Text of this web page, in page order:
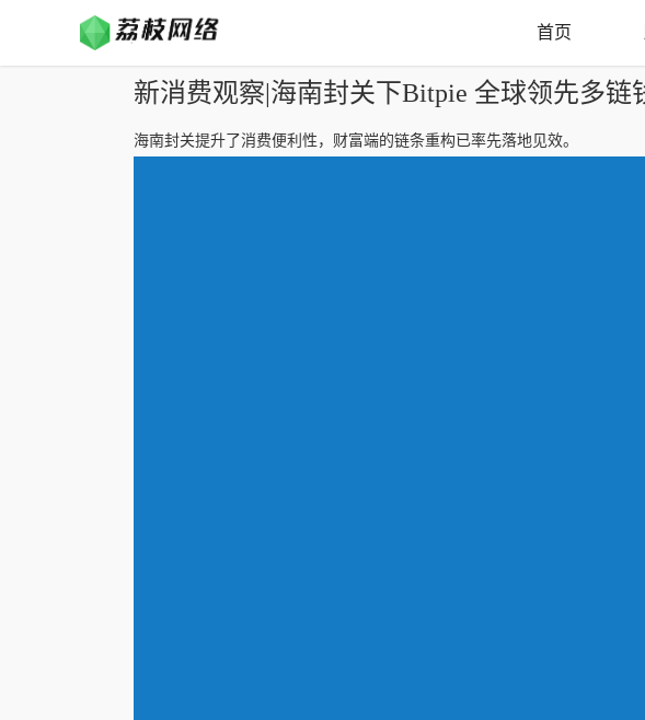
首页
新消费观察|海南封关下Bitpie 全球领先多链
海南封关提升了消费便利性，财富端的链条重构已率先落地见效。